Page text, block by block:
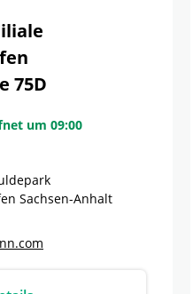
75D
um 09:00
Sachsen-Anhalt